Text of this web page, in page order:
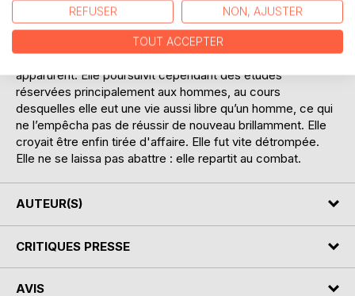
une année. Même lorsqu'elle laissa cette expérience
derrière elle et attaqua ses dernières années de lycée qui
la passionnèrent et qu’elle réussit brillamment, elle n’était
pas tirée d’affaire pour autant : de nouveaux obstacles
apparurent. Elle poursuivit cependant des études
réservées principalement aux hommes, au cours
desquelles elle eut une vie aussi libre qu’un homme, ce qui
ne l’empêcha pas de réussir de nouveau brillamment. Elle
croyait être enfin tirée d'affaire. Elle fut vite détrompée.
Elle ne se laissa pas abattre : elle repartit au combat.
AUTEUR(S)
CRITIQUES PRESSE
AVIS
REFUSER NON, AJUSTER
TOUT ACCEPTER